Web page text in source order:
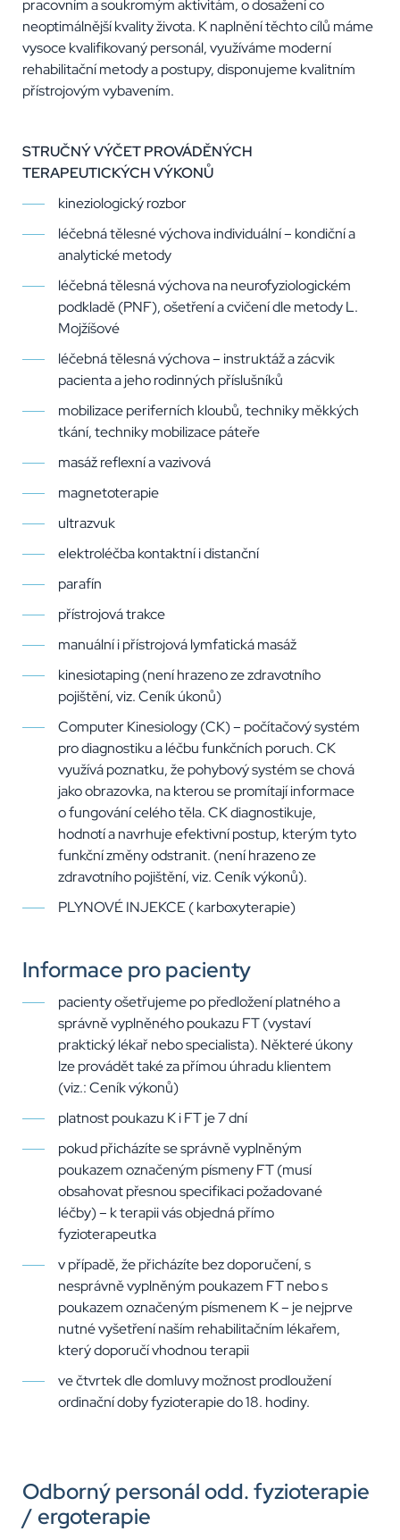
pracovním a soukromým aktivitám, o dosažení co
neoptimálnější kvality života. K naplnění těchto cílů máme
vysoce kvalifikovaný personál, využíváme moderní
rehabilitační metody a postupy, disponujeme kvalitním
přístrojovým vybavením.
STRUČNÝ VÝČET PROVÁDĚNÝCH
TERAPEUTICKÝCH VÝKONŮ
kineziologický rozbor
léčebná tělesné výchova individuální – kondiční a
analytické metody
léčebná tělesná výchova na neurofyziologickém
podkladě (PNF), ošetření a cvičení dle metody L.
Mojžíšové
léčebná tělesná výchova – instruktáž a zácvik
pacienta a jeho rodinných příslušníků
mobilizace periferních kloubů, techniky měkkých
tkání, techniky mobilizace páteře
masáž reflexní a vazivová
magnetoterapie
ultrazvuk
elektroléčba kontaktní i distanční
parafín
přístrojová trakce
manuální i přístrojová lymfatická masáž
kinesiotaping (není hrazeno ze zdravotního
pojištění, viz. Ceník úkonů)
Computer Kinesiology (CK) – počítačový systém
pro diagnostiku a léčbu funkčních poruch. CK
využívá poznatku, že pohybový systém se chová
jako obrazovka, na kterou se promítají informace
o fungování celého těla. CK diagnostikuje,
hodnotí a navrhuje efektivní postup, kterým tyto
funkční změny odstranit. (není hrazeno ze
zdravotního pojištění, viz. Ceník výkonů).
PLYNOVÉ INJEKCE ( karboxyterapie)
Informace pro pacienty
pacienty ošetřujeme po předložení platného a
správně vyplněného poukazu FT (vystaví
praktický lékař nebo specialista). Některé úkony
lze provádět také za přímou úhradu klientem
(viz.: Ceník výkonů)
platnost poukazu K i FT je 7 dní
pokud přicházíte se správně vyplněným
poukazem označeným písmeny FT (musí
obsahovat přesnou specifikaci požadované
léčby) – k terapii vás objedná přímo
fyzioterapeutka
v případě, že přicházíte bez doporučení, s
nesprávně vyplněným poukazem FT nebo s
poukazem označeným písmenem K – je nejprve
nutné vyšetření naším rehabilitačním lékařem,
který doporučí vhodnou terapii
ve čtvrtek dle domluvy možnost prodloužení
ordinační doby fyzioterapie do 18. hodiny.
Odborný personál odd. fyzioterapie
/ ergoterapie